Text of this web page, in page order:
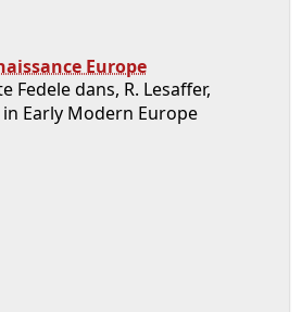
Europe
Fedele dans, R. Lesaffer,
Early Modern Europe